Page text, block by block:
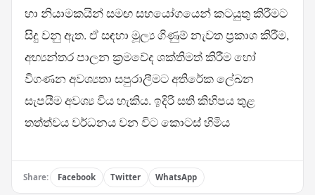
හා නියාමකයින් සමඟ සහයෝගයෙන් කටයුතු කිරීමට
සිදු වනු ඇත. ඒ සඳහා මූල්‍ය ගිණුම් නැවත ප්‍රකාශ කිරීම,
අභ්‍යන්තර පාලන ක්‍රමවේද ශක්තිමත් කිරීම හෝ
විගණන අවශ්‍යතා සපුරාලීමට අතිරේක ලේඛන
සැපයීම අවශ්‍ය විය හැකිය. ඉදිරි සති කිහිපය තුළ
තත්ත්වය වර්ධනය වන විට කොටස් හිමිය
Share: Facebook Twitter WhatsApp